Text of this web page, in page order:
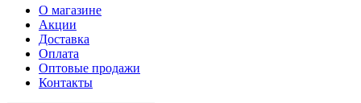
О магазине
Акции
Доставка
Оплата
Оптовые продажи
Контакты